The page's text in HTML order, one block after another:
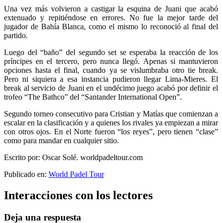
Una vez más volvieron a castigar la esquina de Juani que acabó
extenuado y repitiéndose en errores. No fue la mejor tarde del
jugador de Bahía Blanca, como el mismo lo reconoció al final del
partido.
Luego del “baño” del segundo set se esperaba la reacción de los
príncipes en el tercero, pero nunca llegó. Apenas si mantuvieron
opciones hasta el final, cuando ya se vislumbraba otro tie break.
Pero ni siquiera a esa instancia pudieron llegar Lima-Mieres. El
break al servicio de Juani en el undécimo juego acabó por definir el
trofeo “The Bathco” del “Santander International Open”.
Segundo torneo consecutivo para Cristian y Matías que comienzan a
escalar en la clasificación y a quienes los rivales ya empiezan a mirar
con otros ojos. En el Norte fueron “los reyes”, pero tienen “clase”
como para mandar en cualquier sitio.
Escrito por: Oscar Solé. worldpadeltour.com
Publicado en: World Padel Tour
Interacciones con los lectores
Deja una respuesta